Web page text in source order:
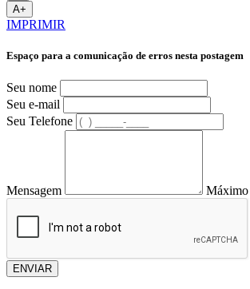
A+
IMPRIMIR
Espaço para a comunicação de erros nesta postagem
Seu nome
Seu e-mail
Seu Telefone
Mensagem Máximo
ENVIAR